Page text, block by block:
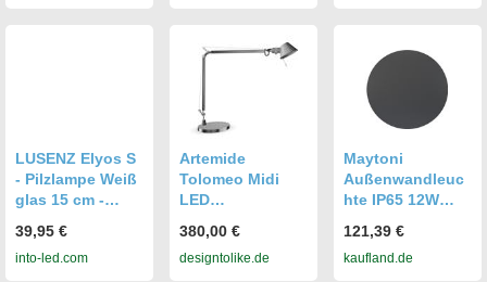
Stahl - 4,5W -
1077 lm
LUSENZ Elyos S
- Pilzlampe Weiß
glas 15 cm -
Tischleuchte -
Dimmbar -
39,95 €
into-led.com
Artemide
Tolomeo Midi
LED
(extra-warmweiß
(2700 K)) extra-
380,00 €
designtolike.de
Maytoni
Außenwandleuc
hte IP65 12W
Warmweiß,
Graphit, Metall
121,39 €
kaufland.de